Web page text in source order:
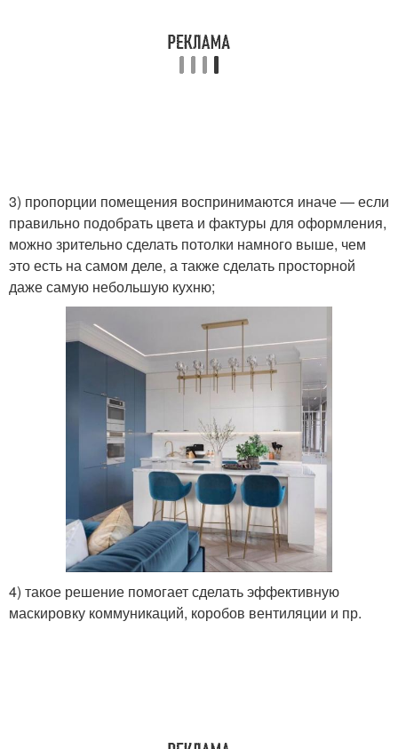
3) пропорции помещения воспринимаются иначе — если
правильно подобрать цвета и фактуры для оформления,
можно зрительно сделать потолки намного выше, чем
это есть на самом деле, а также сделать просторной
даже самую небольшую кухню;
4) такое решение помогает сделать эффективную
маскировку коммуникаций, коробов вентиляции и пр.